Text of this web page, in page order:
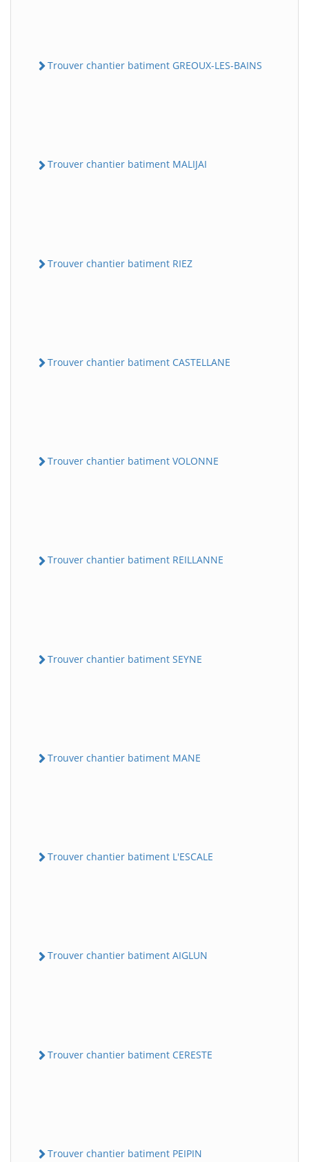
Trouver chantier batiment GREOUX-LES-BAINS
Trouver chantier batiment MALIJAI
Trouver chantier batiment RIEZ
Trouver chantier batiment CASTELLANE
Trouver chantier batiment VOLONNE
Trouver chantier batiment REILLANNE
Trouver chantier batiment SEYNE
Trouver chantier batiment MANE
Trouver chantier batiment L'ESCALE
Trouver chantier batiment AIGLUN
Trouver chantier batiment CERESTE
Trouver chantier batiment PEIPIN